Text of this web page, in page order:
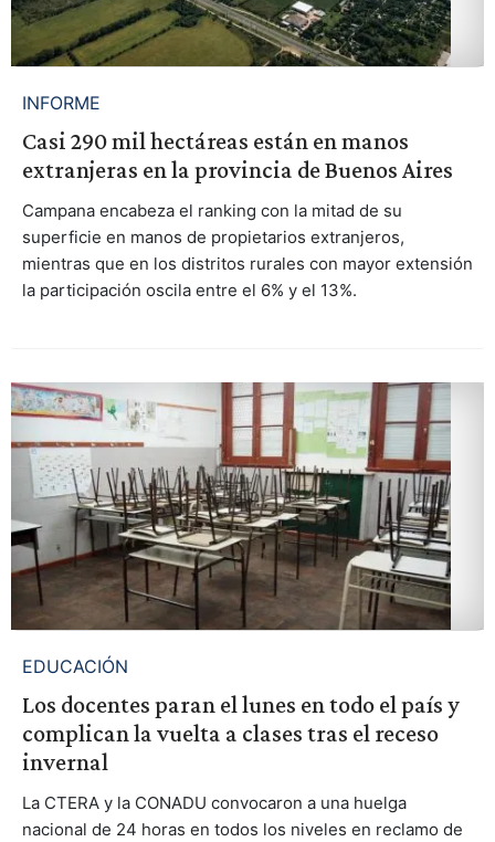
INFORME
Casi 290 mil hectáreas están en manos
extranjeras en la provincia de Buenos Aires
Campana encabeza el ranking con la mitad de su
superficie en manos de propietarios extranjeros,
mientras que en los distritos rurales con mayor extensión
la participación oscila entre el 6% y el 13%.
EDUCACIÓN
Los docentes paran el lunes en todo el país y
complican la vuelta a clases tras el receso
invernal
La CTERA y la CONADU convocaron a una huelga
nacional de 24 horas en todos los niveles en reclamo de